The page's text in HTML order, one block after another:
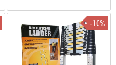
-10%